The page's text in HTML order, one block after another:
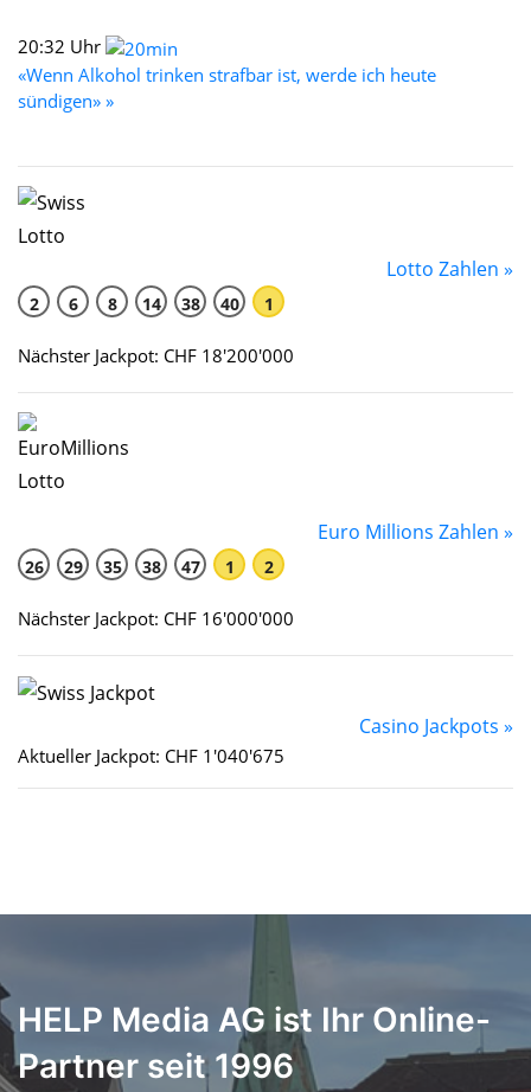
20:32 Uhr
«Wenn Alkohol trinken strafbar ist, werde ich heute
sündigen» »
Lotto Zahlen »
2 6 8 14 38 40 1
Nächster Jackpot: CHF 18'200'000
Euro Millions Zahlen »
26 29 35 38 47 1 2
Nächster Jackpot: CHF 16'000'000
Casino Jackpots »
Aktueller Jackpot: CHF 1'040'675
HELP Media AG ist Ihr Online-
Partner seit 1996